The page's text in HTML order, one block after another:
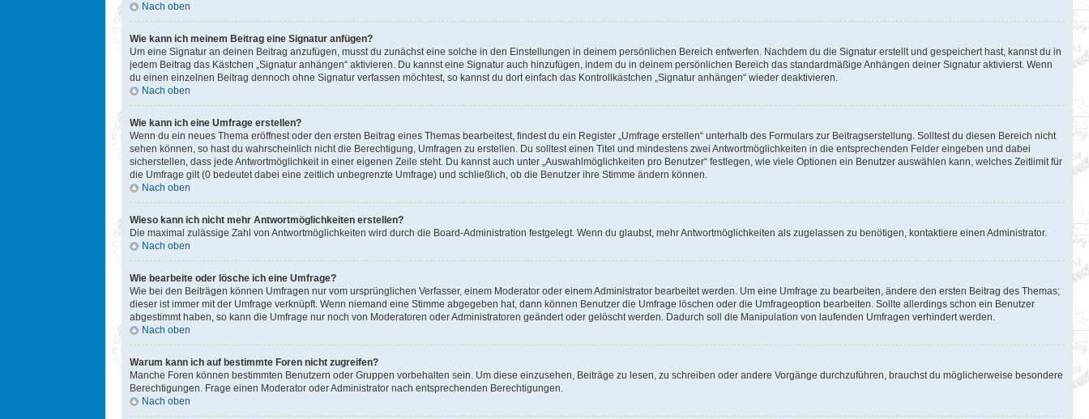
Nach oben
Wie kann ich meinem Beitrag eine Signatur anfügen?
Um eine Signatur an deinen Beitrag anzufügen, musst du zunächst eine solche in den Einstellungen in deinem persönlichen Bereich entwerfen. Nachdem du die Signatur erstellt und gespeichert hast, kannst du in
jedem Beitrag das Kästchen „Signatur anhängen“ aktivieren. Du kannst eine Signatur auch hinzufügen, indem du in deinem persönlichen Bereich das standardmäßige Anhängen deiner Signatur aktivierst. Wenn
du einen einzelnen Beitrag dennoch ohne Signatur verfassen möchtest, so kannst du dort einfach das Kontrollkästchen „Signatur anhängen“ wieder deaktivieren.
Nach oben
Wie kann ich eine Umfrage erstellen?
Wenn du ein neues Thema eröffnest oder den ersten Beitrag eines Themas bearbeitest, findest du ein Register „Umfrage erstellen“ unterhalb des Formulars zur Beitragserstellung. Solltest du diesen Bereich nicht
sehen können, so hast du wahrscheinlich nicht die Berechtigung, Umfragen zu erstellen. Du solltest einen Titel und mindestens zwei Antwortmöglichkeiten in die entsprechenden Felder eingeben und dabei
sicherstellen, dass jede Antwortmöglichkeit in einer eigenen Zeile steht. Du kannst auch unter „Auswahlmöglichkeiten pro Benutzer“ festlegen, wie viele Optionen ein Benutzer auswählen kann, welches Zeitlimit für
die Umfrage gilt (0 bedeutet dabei eine zeitlich unbegrenzte Umfrage) und schließlich, ob die Benutzer ihre Stimme ändern können.
Nach oben
Wieso kann ich nicht mehr Antwortmöglichkeiten erstellen?
Die maximal zulässige Zahl von Antwortmöglichkeiten wird durch die Board-Administration festgelegt. Wenn du glaubst, mehr Antwortmöglichkeiten als zugelassen zu benötigen, kontaktiere einen Administrator.
Nach oben
Wie bearbeite oder lösche ich eine Umfrage?
Wie bei den Beiträgen können Umfragen nur vom ursprünglichen Verfasser, einem Moderator oder einem Administrator bearbeitet werden. Um eine Umfrage zu bearbeiten, ändere den ersten Beitrag des Themas;
dieser ist immer mit der Umfrage verknüpft. Wenn niemand eine Stimme abgegeben hat, dann können Benutzer die Umfrage löschen oder die Umfrageoption bearbeiten. Sollte allerdings schon ein Benutzer
abgestimmt haben, so kann die Umfrage nur noch von Moderatoren oder Administratoren geändert oder gelöscht werden. Dadurch soll die Manipulation von laufenden Umfragen verhindert werden.
Nach oben
Warum kann ich auf bestimmte Foren nicht zugreifen?
Manche Foren können bestimmten Benutzern oder Gruppen vorbehalten sein. Um diese einzusehen, Beiträge zu lesen, zu schreiben oder andere Vorgänge durchzuführen, brauchst du möglicherweise besondere
Berechtigungen. Frage einen Moderator oder Administrator nach entsprechenden Berechtigungen.
Nach oben